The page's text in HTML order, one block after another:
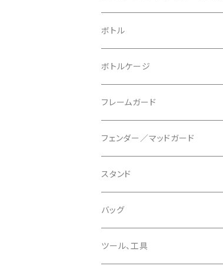
BURGTEC/バーグテック
BUSCH＋MULLER/ブッシュ＆ミ
CAMELBAK/キャメルバッグ
CERAMIC SPEED/セラミックス
CHRIS KING/クリスキング
CHROMAG/クロマグ
CHROME/クローム
ブレーキローター
ブレーキパッド
ディレーラーハンガー
トップキャップ
ベル
ボトムブラケット
リアディレーラー
チェーン
フラットペダル
クリート
700c
29" / 27.5"
〜26"
タイヤインサート
リムテープ
チューブレスバルブ/ バルブキャッ
シーラント
ボトル
ボトルケージ
フレームガード
フェンダー／マッドガード
スタンド
バッグ
サドルバッグ
ツール、工具